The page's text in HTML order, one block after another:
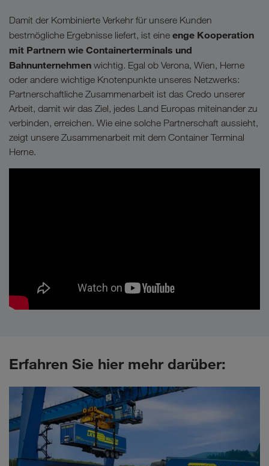
Damit der Kombinierte Verkehr für unsere Kunden
bestmögliche Ergebnisse liefert, ist eine enge Kooperation
mit Partnern wie Containerterminals und
Bahnunternehmen wichtig. Egal ob Verona, Wien, Herne
oder andere wichtige Knotenpunkte unseres Netzwerks:
Partnerschaftliche Zusammenarbeit ist das Credo unserer
Arbeit, damit wir das Ziel, jedes Land Europas miteinander zu
verbinden, erreichen. Wie eine solche Partnerschaft aussieht,
zeigt unsere Zusammenarbeit mit dem Container Terminal
Herne.
Erfahren Sie hier mehr darüber: